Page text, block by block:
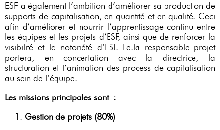
ESF a également l’ambition d’améliorer sa production de
supports de capitalisation, en quantité et en qualité. Ceci
afin d’améliorer et nourrir l’apprentissage continu entre
les équipes et les projets d’ESF, ainsi que de renforcer la
visibilité et la notoriété d’ESF. Le.la responsable projet
portera, en concertation avec la directrice, la
structuration et l’animation des process de capitalisation
au sein de l’équipe.
Les missions principales sont :
Gestion de projets (80%)